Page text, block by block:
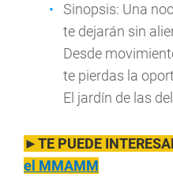
Sinopsis: Una
te dejarán sin
Desde
te pierdas la
El jardín de las
►TE PUEDE
el MMAMM